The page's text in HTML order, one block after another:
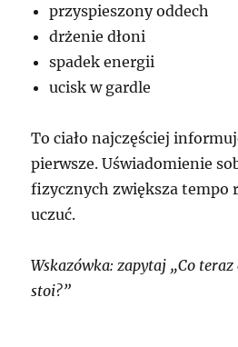
przyspieszony oddech
drżenie dłoni
spadek energii
ucisk w gardle
To ciało najczęściej
pierwsze. Uświadomienie
fizycznych zwiększa tempo
uczuć.
Wskazówka: zapytaj „Co
stoi?”